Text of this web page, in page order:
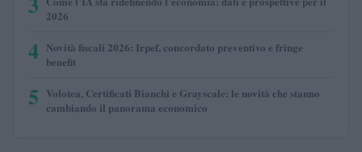
2026
4 Novità fiscali 2026: Irpef, concordato preventivo e fringe
benefit
5 Volotea, Certificati Bianchi e Grayscale: le novità che stanno
cambiando il panorama economico